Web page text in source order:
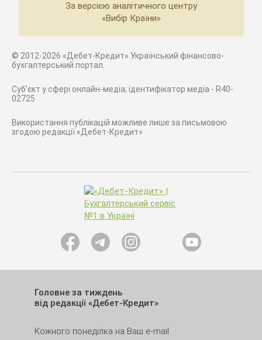
За версією аналітичного центру
«Вибір Країни»
© 2012-2026 «Дебет-Кредит» Український фінансово-
бухгалтерський портал.
Суб'єкт у сфері онлайн-медіа; ідентифікатор медіа - R40-
02725
Використання публікацій можливе лише за письмовою
згодою редакції «Дебет-Кредит»
Головне за тиждень
від редакції «Дебет-Кредит»
Кожного понеділка на Ваш e-mail